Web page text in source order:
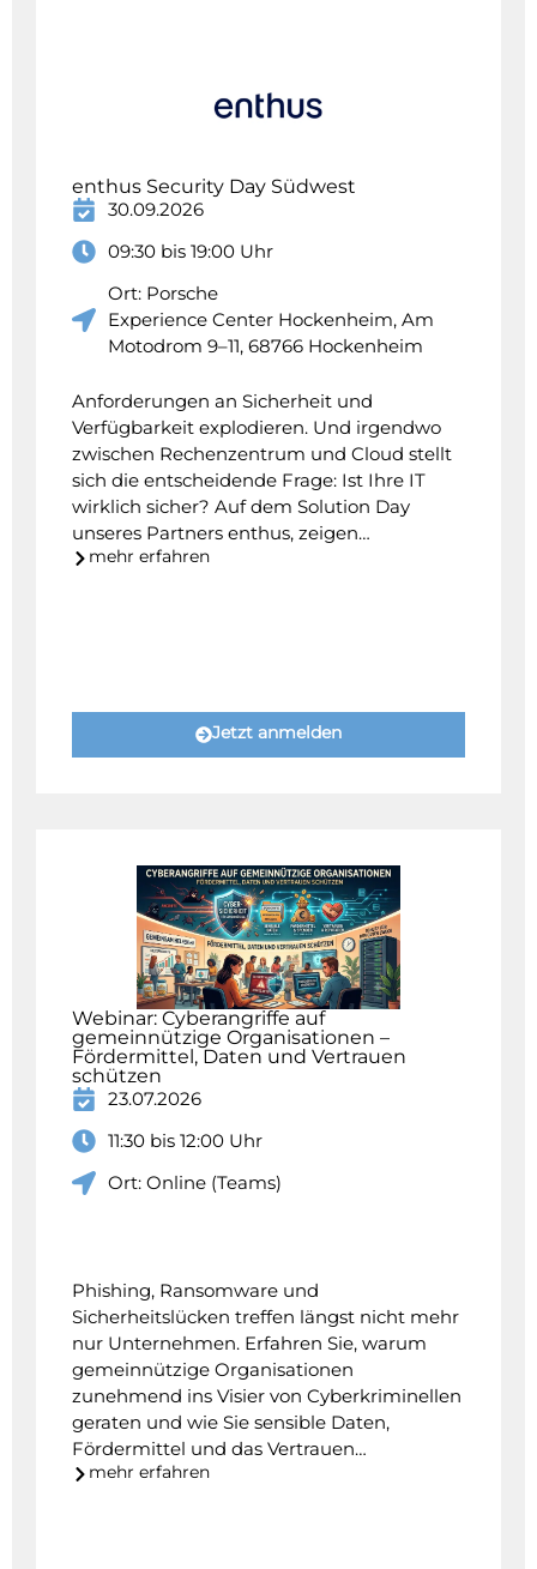
enthus Security Day Südwest
30.09.2026
09:30 bis 19:00 Uhr
Ort: Porsche
Experience Center Hockenheim, Am
Motodrom 9–11, 68766 Hockenheim
Anforderungen an Sicherheit und
Verfügbarkeit explodieren. Und irgendwo
zwischen Rechenzentrum und Cloud stellt
sich die entscheidende Frage: Ist Ihre IT
wirklich sicher? Auf dem Solution Day
unseres Partners enthus, zeigen…
mehr erfahren
Jetzt anmelden
Webinar: Cyberangriffe auf
gemeinnützige Organisationen –
Fördermittel, Daten und Vertrauen
schützen
23.07.2026
11:30 bis 12:00 Uhr
Ort: Online (Teams)
Phishing, Ransomware und
Sicherheitslücken treffen längst nicht mehr
nur Unternehmen. Erfahren Sie, warum
gemeinnützige Organisationen
zunehmend ins Visier von Cyberkriminellen
geraten und wie Sie sensible Daten,
Fördermittel und das Vertrauen…
mehr erfahren